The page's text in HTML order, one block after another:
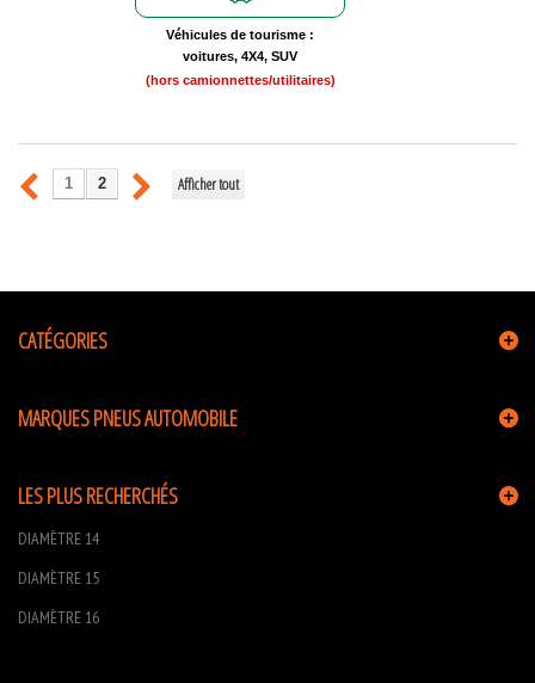
Véhicules de tourisme :
voitures, 4X4, SUV
(hors camionnettes/utilitaires)
Afficher tout
1 2
CATÉGORIES
MARQUES PNEUS AUTOMOBILE
LES PLUS RECHERCHÉS
DIAMÈTRE 14
DIAMÈTRE 15
DIAMÈTRE 16